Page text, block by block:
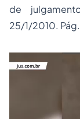
de
25/1/2010.